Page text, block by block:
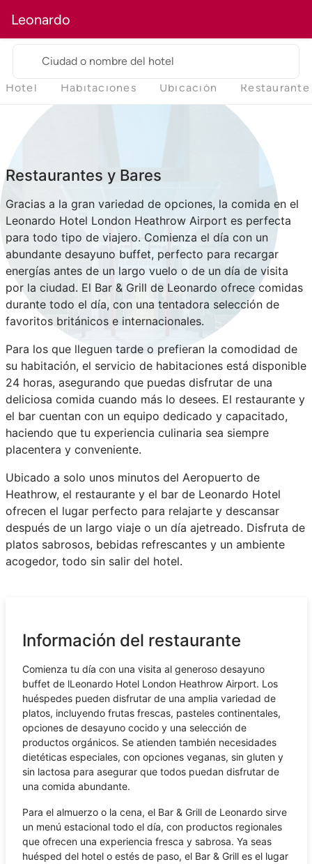
Leonardo
Ciudad o nombre del hotel
Hotel Habitaciones Ubicación Restaurante
Restaurantes y Bares
Gracias a la gran variedad de opciones, la comida en el
Leonardo Hotel London Heathrow Airport es perfecta
para todo tipo de viajero. Comienza el día con un
abundante desayuno buffet, perfecto para recargar
energías antes de un largo vuelo o de un día de visita
por la ciudad. El Bar & Grill de Leonardo ofrece comidas
durante todo el día, con una tentadora selección de
favoritos británicos e internacionales.
Para los que lleguen tarde o prefieran la comodidad de
su habitación, el servicio de habitaciones está disponible
24 horas, asegurando que puedas disfrutar de una
deliciosa comida cuando más lo desees. El restaurante y
el bar cuentan con un equipo dedicado y capacitado,
haciendo que tu experiencia culinaria sea siempre
placentera y conveniente.
Ubicado a solo unos minutos del Aeropuerto de
Heathrow, el restaurante y el bar de Leonardo Hotel
ofrecen el lugar perfecto para relajarte y descansar
después de un largo viaje o un día ajetreado. Disfruta de
platos sabrosos, bebidas refrescantes y un ambiente
acogedor, todo sin salir del hotel.
Información del restaurante
Comienza tu día con una visita al generoso desayuno
buffet de lLeonardo Hotel London Heathrow Airport. Los
huéspedes pueden disfrutar de una amplia variedad de
platos, incluyendo frutas frescas, pasteles continentales,
opciones de desayuno cocido y una selección de
productos orgánicos. Se atienden también necesidades
dietéticas especiales, con opciones veganas, sin gluten y
sin lactosa para asegurar que todos puedan disfrutar de
una comida abundante.
Para el almuerzo o la cena, el Bar & Grill de Leonardo sirve
un menú estacional todo el día, con productos regionales
que ofrecen una experiencia fresca y sabrosa. Ya seas
huésped del hotel o estés de paso, el Bar & Grill es el lugar